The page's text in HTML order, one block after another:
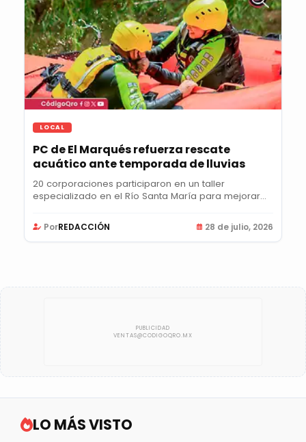
LOCAL
PC de El Marqués refuerza rescate
acuático ante temporada de lluvias
20 corporaciones participaron en un taller
especializado en el Río Santa María para mejorar
PorREDACCIÓN 28 de julio, 2026
LO MÁS VISTO